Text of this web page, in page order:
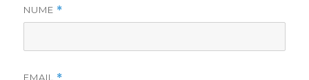
NUME *
EMAIL *